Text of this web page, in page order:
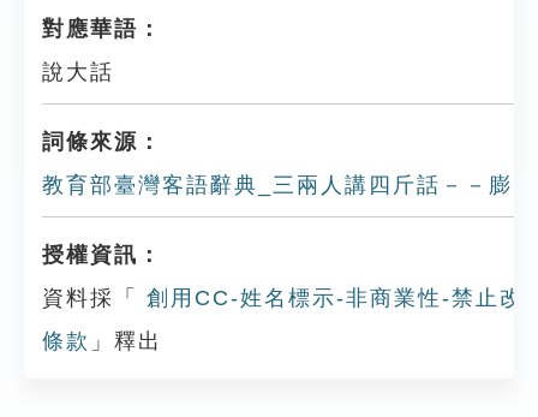
對應華語：
說大話
詞條來源：
教育部臺灣客語辭典_三兩人講四斤話－－膨風
授權資訊：
資料採「
創用CC-姓名標示-非商業性-禁止改
條款 」釋出